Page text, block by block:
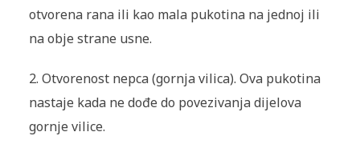
otvorena rana ili kao mala pukotina na jednoj ili
na obje strane usne.
2. Otvorenost nepca (gornja vilica). Ova pukotina
nastaje kada ne dođe do povezivanja dijelova
gornje vilice.